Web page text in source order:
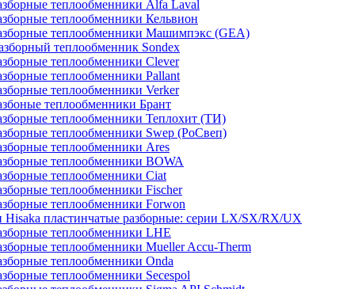
теплообменники Alfa Laval
теплообменники Кельвион
теплообменники Машимпэкс (GEA)
теплообменник Sondex
теплообменники Clever
теплообменники Pallant
теплообменники Verker
теплообменники Брант
теплообменники Теплохит (ТИ)
теплообменники Swep (РоСвеп)
теплообменники Ares
теплообменники BOWA
теплообменники Ciat
теплообменники Fischer
теплообменники Forwon
Hisaka пластинчатые разборные: серии LX/SX/RX/UX
теплообменники LHE
теплообменники Mueller Accu-Therm
теплообменники Onda
теплообменники Secespol